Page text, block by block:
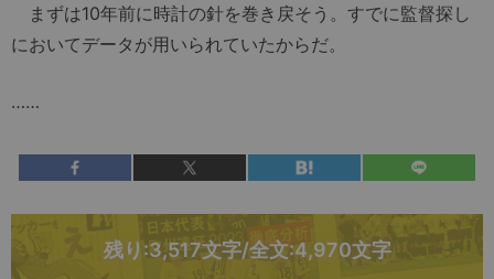
まずは10年前に時計の針を巻き戻そう。すでに監督探し
においてデータが用いられていたからだ。
……
残り:3,517文字/全文:4,970文字